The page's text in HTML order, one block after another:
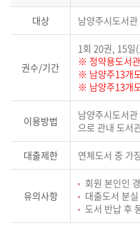
대상 남양주시도서
권수/기간
1회 20권, 15일
※ 정약용도서
※ 남양주13개
※ 남양주13개
이용방법
남양주시도서
으로 관내 도서
대출제한 연체도서 중 가
유의사항
회원 본인인
대출도서 분
도서 반납 후